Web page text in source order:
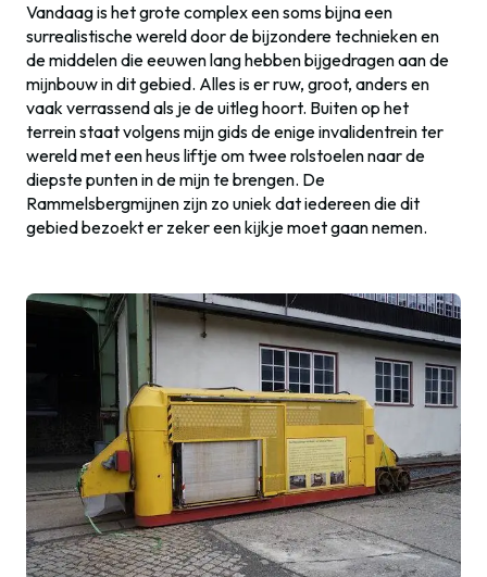
Vandaag is het grote complex een soms bijna een
surrealistische wereld door de bijzondere technieken en
de middelen die eeuwen lang hebben bijgedragen aan de
mijnbouw in dit gebied. Alles is er ruw, groot, anders en
vaak verrassend als je de uitleg hoort. Buiten op het
terrein staat volgens mijn gids de enige invalidentrein ter
wereld met een heus liftje om twee rolstoelen naar de
diepste punten in de mijn te brengen. De
Rammelsbergmijnen zijn zo uniek dat iedereen die dit
gebied bezoekt er zeker een kijkje moet gaan nemen.